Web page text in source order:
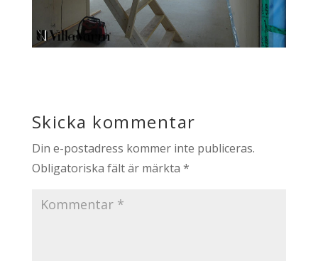
Skicka kommentar
Din e-postadress kommer inte publiceras.
Obligatoriska fält är märkta *